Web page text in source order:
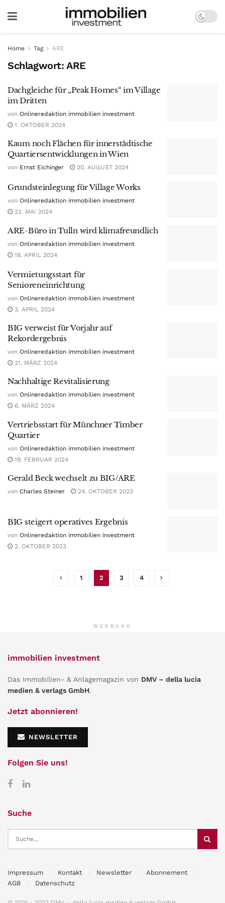
Home Tag ARE
Schlagwort:ARE
Dachgleiche für „Peak Homes“ im Village
im Dritten
von Onlineredaktion immobilien investment
1. OKTOBER 2024
Kaum noch Flächen für innerstädtische
Quartiersentwicklungen in Wien
von Ernst Eichinger 20. AUGUST 2024
Grundsteinlegung für Village Works
von Onlineredaktion immobilien investment
22. MAI 2024
ARE-Büro in Tulln wird klimafreundlich
von Onlineredaktion immobilien investment
18. APRIL 2024
Vermietungsstart für
Senioreneinrichtung
von Onlineredaktion immobilien investment
3. APRIL 2024
BIG verweist für Vorjahr auf
Rekordergebnis
von Onlineredaktion immobilien investment
21. MÄRZ 2024
Nachhaltige Revitalisierung
von Onlineredaktion immobilien investment
6. MÄRZ 2024
Vertriebsstart für Münchner Timber
Quartier
von Onlineredaktion immobilien investment
19. FEBRUAR 2024
Gerald Beck wechselt zu BIG/ARE
von Charles Steiner 24. OKTOBER 2023
BIG steigert operatives Ergebnis
von Onlineredaktion immobilien investment
2. OKTOBER 2023
1 2 3 4
WERBUNG
immobilien investment
Das Immobilien- & Anlagemagazin von DMV – della lucia
medien & verlags GmbH.
Jetzt abonnieren!
NEWSLETTER
Folgen Sie uns!
Suche
Impressum Kontakt Newsletter
Abonnement
AGB
Datenschutz